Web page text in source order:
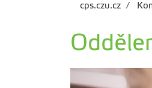
cps.czu.cz